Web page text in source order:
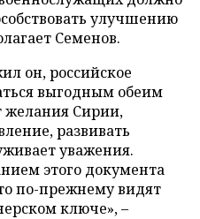
улучшению
Семенов.
он, российское
выгодным обеим
желания Сирии,
развивать
уважения.
этого документа
по-прежнему видят
ключе», –